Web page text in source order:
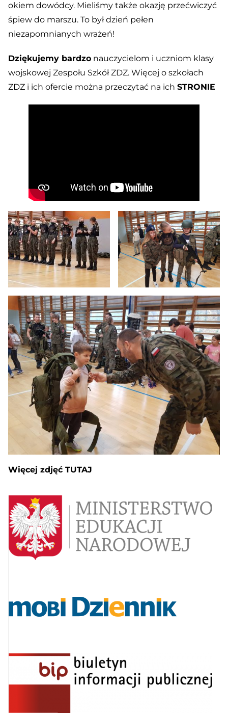
okiem dowódcy. Mieliśmy także okazję przećwiczyć
śpiew do marszu. To był dzień pełen
niezapomnianych wrażeń!
Dziękujemy bardzonauczycielom i uczniom klasy
wojskowej Zespołu Szkół ZDZ. Więcej o szkołach
ZDZ i ich ofercie można przeczytać na ich STRONIE
Więcej zdjęć TUTAJ